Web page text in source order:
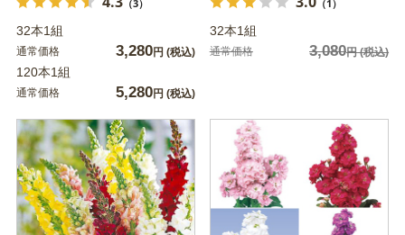
（3）
32本1組
通常価格 3,280円 (税込)
120本1組
通常価格 5,280円 (税込)
（1）
32本1組
通常価格 3,080円(税込)